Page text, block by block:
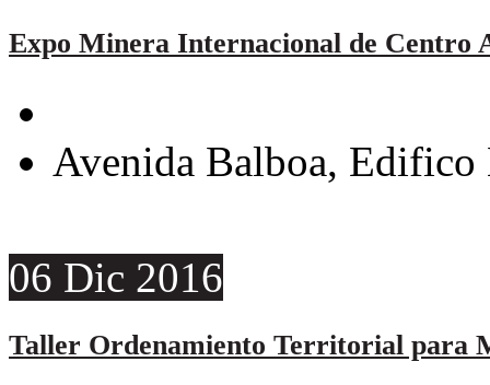
Expo Minera Internacional de Centro
Avenida Balboa, Edifico
06 Dic 2016
Taller Ordenamiento Territorial para